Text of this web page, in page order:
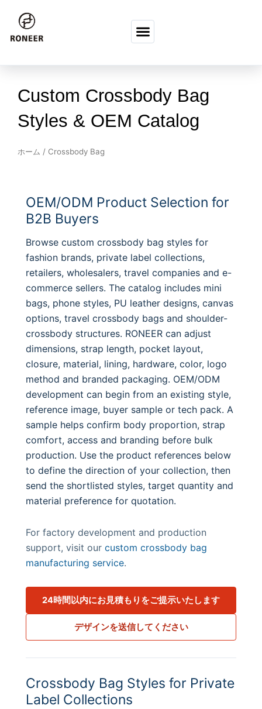
Custom Crossbody Bag
Styles & OEM Catalog
ホーム / Crossbody Bag
OEM/ODM Product Selection for
B2B Buyers
Browse custom crossbody bag styles for
fashion brands, private label collections,
retailers, wholesalers, travel companies and e-
commerce sellers. The catalog includes mini
bags, phone styles, PU leather designs, canvas
options, travel crossbody bags and shoulder-
crossbody structures. RONEER can adjust
dimensions, strap length, pocket layout,
closure, material, lining, hardware, color, logo
method and branded packaging. OEM/ODM
development can begin from an existing style,
reference image, buyer sample or tech pack. A
sample helps confirm body proportion, strap
comfort, access and branding before bulk
production. Use the product references below
to define the direction of your collection, then
send the shortlisted styles, target quantity and
material preference for quotation.
For factory development and production
support, visit our custom crossbody bag
manufacturing service.
24時間以内にお見積もりをご提示いたします
デザインを送信してください
Crossbody Bag Styles for Private
Label Collections